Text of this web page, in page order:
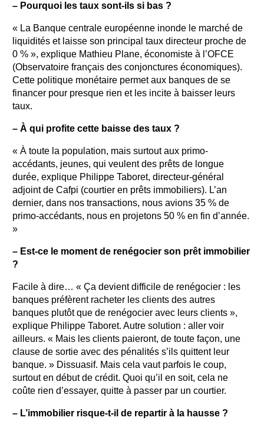
– Pourquoi les taux sont-ils si bas ?
« La Banque centrale européenne inonde le marché de
liquidités et laisse son principal taux directeur proche de
0 % », explique Mathieu Plane, économiste à l’OFCE
(Observatoire français des conjonctures économiques).
Cette politique monétaire permet aux banques de se
financer pour presque rien et les incite à baisser leurs
taux.
– À qui profite cette baisse des taux ?
« À toute la population, mais surtout aux primo-
accédants, jeunes, qui veulent des prêts de longue
durée, explique Philippe Taboret, directeur-général
adjoint de Cafpi (courtier en prêts immobiliers). L’an
dernier, dans nos transactions, nous avions 35 % de
primo-accédants, nous en projetons 50 % en fin d’année.
»
– Est-ce le moment de renégocier son prêt immobilier
?
Facile à dire… « Ça devient difficile de renégocier : les
banques préfèrent racheter les clients des autres
banques plutôt que de renégocier avec leurs clients »,
explique Philippe Taboret. Autre solution : aller voir
ailleurs. « Mais les clients paieront, de toute façon, une
clause de sortie avec des pénalités s’ils quittent leur
banque. » Dissuasif. Mais cela vaut parfois le coup,
surtout en début de crédit. Quoi qu’il en soit, cela ne
coûte rien d’essayer, quitte à passer par un courtier.
– L’immobilier risque-t-il de repartir à la hausse ?